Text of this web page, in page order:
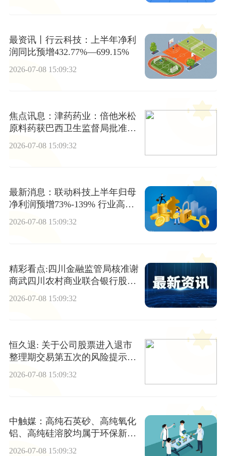
最资讯丨行云科技：上半年净利
润同比预增432.77%—699.15%
2026-07-08 15:09:32
焦点讯息：津药药业：倍他米松
原料药获巴西卫生监督局批准上
2026-07-08 15:09:32
最新消息：联动科技上半年归母
净利润预增73%-139% 行业高景
气叠加充裕在手订单推动业绩上
2026-07-08 15:09:32
精彩看点:四川金融监管局核准谢
商武四川农村商业联合银行股份
2026-07-08 15:09:32
恒久退: 关于公司股票进入退市
整理期交易第五次的风险提示公
告
2026-07-08 15:09:32
中触媒：高纯石英砂、高纯氧化
铝、高纯硅溶胶均属于环保新材
料及中间体项目
2026-07-08 15:09:32